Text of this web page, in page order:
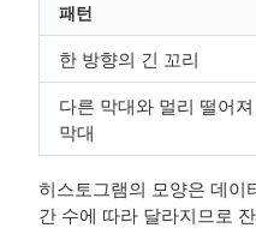
패턴
한 방향의 긴 꼬리
다른 막대와 멀리 떨어
막대
히스토그램의 모양은 데이
간 수에 따라 달라지므로